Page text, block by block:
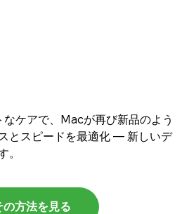
ケアで、Macが再び新品のよう
とスピードを最適化 — 新しいデ
。
の方法を見る